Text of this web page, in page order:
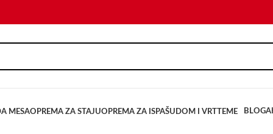
MESAOPREMA ZA STAJUOPREMA ZA ISPAŠU DOM I VRTTEME BLOG